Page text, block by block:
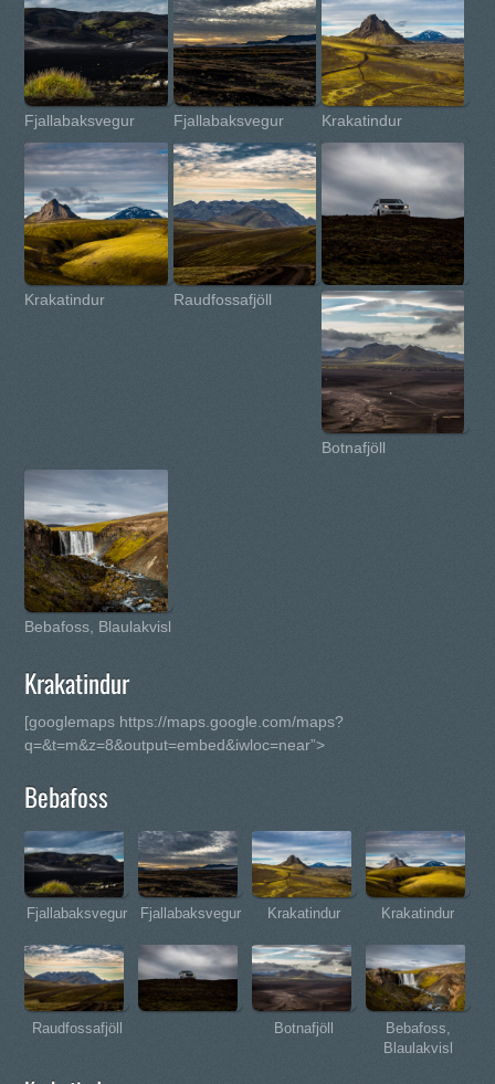
Fjallabaksvegur Fjallabaksvegur Krakatindur
Krakatindur Raudfossafjöll
Botnafjöll
Bebafoss, Blaulakvisl
Krakatindur
[googlemaps https://maps.google.com/maps?
q=&t=m&z=8&output=embed&iwloc=near”>
Bebafoss
Fjallabaksvegur Fjallabaksvegur Krakatindur Krakatindur
Raudfossafjöll Botnafjöll
Bebafoss,
Blaulakvisl